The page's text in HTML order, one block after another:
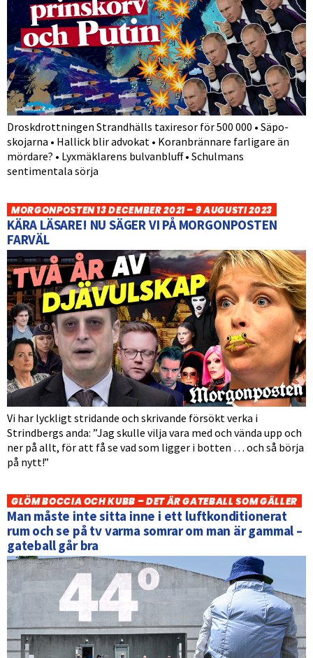
Droskdrottningen Strandhälls taxiresor för 500 000 • Säpo-
skojarna • Hallick blir advokat • Koranbrännare farligare än
mördare? • Lyxmäklarens bulvanbluff • Schulmans
sentimentala sörja
MORGONPOSTEN 13 DECEMBER 2021 – 9 AUGUSTI 2023
KÄRA LÄSARE! NU SÄGER VI PÅ MORGONPOSTEN
FARVÄL
Vi har lyckligt stridande och skrivande försökt verka i
Strindbergs anda: ”Jag skulle vilja vara med och vända upp och
ner på allt, för att få se vad som ligger i botten … och så börja
på nytt!”
GLÖM BOCCIA OCH KUBB – DET ÄR GATEBALL SOM GÄLLER
Man måste inte sitta inne i ett luftkonditionerat
rum och se på tv varma somrar om man är gammal –
gateball går bra